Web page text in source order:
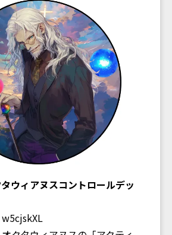
ウィアヌスコントロールデッ